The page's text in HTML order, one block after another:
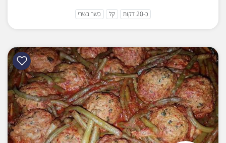
כ-20 דקות קל כשר בשרי